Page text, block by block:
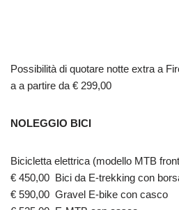
Possibilità di quotare notte extra a
a a partire da € 299,00
NOLEGGIO BICI
Bicicletta elettrica (modello MTB
€ 450,00 Bici da E-trekking con
€ 590,00 Gravel E-bike con casco